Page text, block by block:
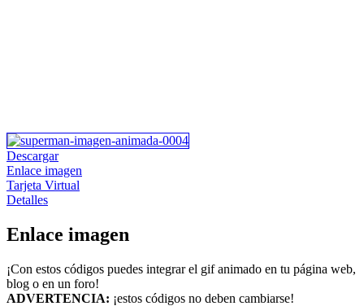
Descargar
Enlace imagen
Tarjeta Virtual
Detalles
Enlace imagen
¡Con estos códigos puedes integrar el gif animado en tu página web,
blog o en un foro!
ADVERTENCIA: ¡estos códigos no deben cambiarse!